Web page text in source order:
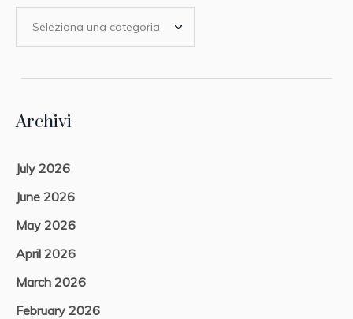
Archivi
July 2026
June 2026
May 2026
April 2026
March 2026
February 2026